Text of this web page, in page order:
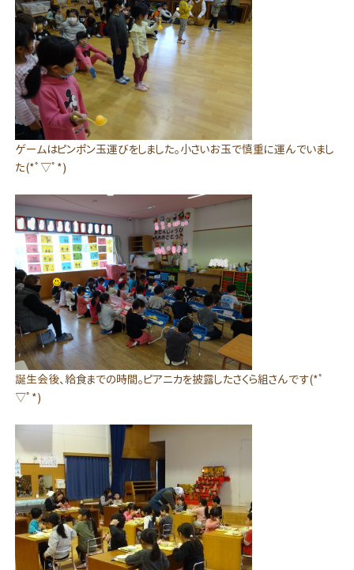
ゲームはピンポン玉運びをしました。小さいお玉で慎重に運んでいまし
た(*ﾟ▽ﾟ*)
誕生会後、給食までの時間。ピアニカを披露したさくら組さんです(*ﾟ
▽ﾟ*)